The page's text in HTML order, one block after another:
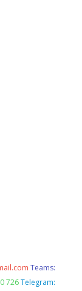
Teams:
726 Telegram: